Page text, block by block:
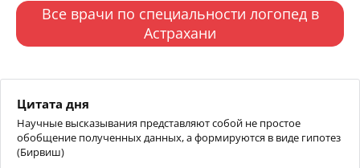
Все врачи по специальности логопед в
Астрахани
Цитата дня
Научные высказывания представляют собой не простое
обобщение полученных данных, а формируются в виде гипотез
(Бирвиш)